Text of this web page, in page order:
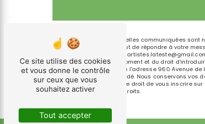
** Les données personnelles communiquées sont
traitants dans le seul but de répondre à votre
Teste-de-Buch
consentement à tout moment et du droit
droits par voie postale à l'adresse 960 Avenue
pourra vous être demandé. Nous conservons
contentieux. Vous avez le droit de vous inscrire
d’informations sur vos droits.
Ce site utilise des cookies
et vous donne le contrôle
sur ceux que vous
souhaitez activer
Tout accepter